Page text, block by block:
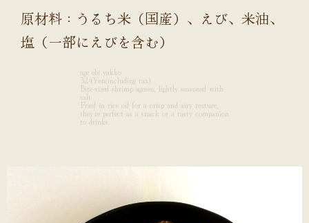
原材料：うるち米（国産）、えび、米油、
塩（一部にえびを含む）
age ebi yakko
324Yen(including tax)
Bite-sized shrimp agesen, lightly seasoned with
salt.
Fried in rice oil for a crisp and airy texture,
they’re perfect as a snack or a tasty companion
to drinks.